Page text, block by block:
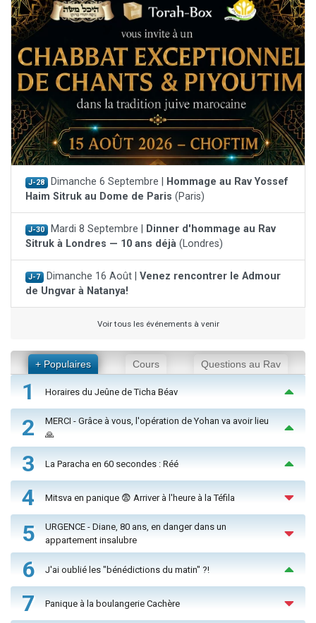
J-28 Dimanche 6 Septembre |
Hommage au Rav Yossef
Haim Sitruk au Dome de Paris (Paris)
J-30 Mardi 8 Septembre |
Dinner d'hommage au Rav
Sitruk à Londres — 10 ans déjà (Londres)
J-7 Dimanche 16 Août | Venez rencontrer le Admour
de Ungvar à Natanya!
Voir tous les événements à venir
+ Populaires Cours Questions au Rav
1 Horaires du Jeûne de Ticha Béav
2
MERCI - Grâce à vous, l'opération de Yohan va avoir lieu
🙏
3 La Paracha en 60 secondes : Réé
4 Mitsva en panique 😨 Arriver à l'heure à la Téfila
5
URGENCE - Diane, 80 ans, en danger dans un
appartement insalubre
6 J'ai oublié les "bénédictions du matin" ?!
7 Panique à la boulangerie Cachère